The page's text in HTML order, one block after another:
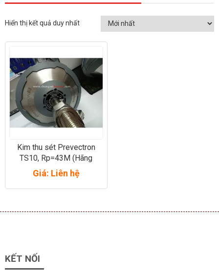
Hiển thị kết quả duy nhất
Kim thu sét Prevectron
TS10, Rp=43M (Hãng
INDELEC – PHÁP)
Giá: Liên hệ
KẾT NỐI